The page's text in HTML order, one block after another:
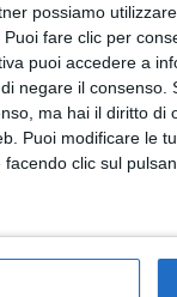
possiamo
fare clic per
puoi accedere a
negare il consenso.
ma hai il diritto
Puoi modificare le
clic sul